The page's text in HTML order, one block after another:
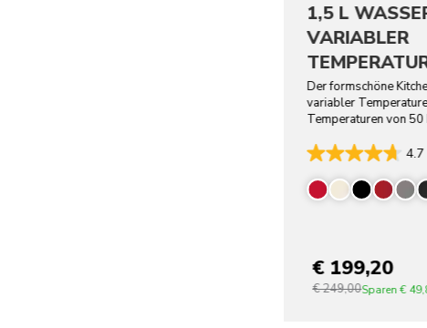
1,5 L
VARIABLER
ARTISAN
Der formschöne
variabler
Temperaturen von 50
4.7
€ 199,20
€ 249,00Sparen €